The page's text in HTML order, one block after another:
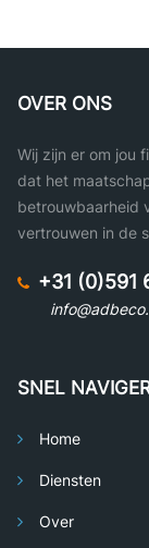
OVER ONS
Wij zijn er om jou
dat het
betrouwbaarheid
vertrouwen in de
+31 (0)591
SNEL
Home
Diensten
Over